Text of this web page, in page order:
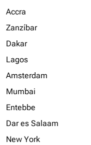
Accra
Zanzíbar
Dakar
Lagos
Amsterdam
Mumbai
Entebbe
Dar es Salaam
New York